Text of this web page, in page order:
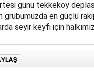
günü tekkeköy
grubumuzda en güçlü
seyir keyfi için